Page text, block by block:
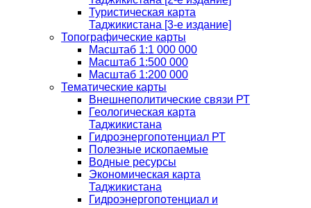
Туристическая карта
Таджикистана [3-е издание]
Топографические карты
Масштаб 1:1 000 000
Масштаб 1:500 000
Масштаб 1:200 000
Тематические карты
Внешнеполитические связи РТ
Геологическая карта
Таджикистана
Гидроэнергопотенциал РТ
Полезные ископаемые
Водные ресурсы
Экономическая карта
Таджикистана
Гидроэнергопотенциал и